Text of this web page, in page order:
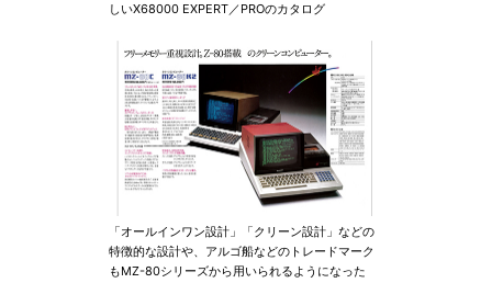
しいX68000 EXPERT／PROのカタログ
「オールインワン設計」「クリーン設計」などの
特徴的な設計や、アルゴ船などのトレードマーク
もMZ-80シリーズから用いられるようになった